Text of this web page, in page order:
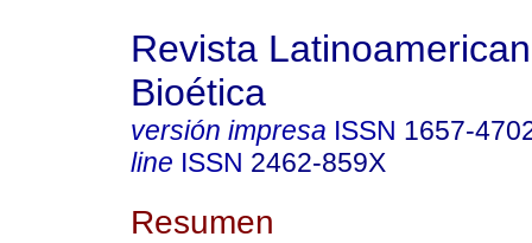
Revista
Bioética
versión impresa ISSN 1657-
line ISSN 2462-859X
Resumen